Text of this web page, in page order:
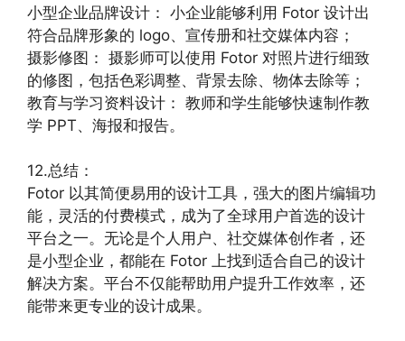
小型企业品牌设计： 小企业能够利用 Fotor 设计出
符合品牌形象的 logo、宣传册和社交媒体内容；
摄影修图： 摄影师可以使用 Fotor 对照片进行细致
的修图，包括色彩调整、背景去除、物体去除等；
教育与学习资料设计： 教师和学生能够快速制作教
学 PPT、海报和报告。
12.总结：
Fotor 以其简便易用的设计工具，强大的图片编辑功
能，灵活的付费模式，成为了全球用户首选的设计
平台之一。无论是个人用户、社交媒体创作者，还
是小型企业，都能在 Fotor 上找到适合自己的设计
解决方案。平台不仅能帮助用户提升工作效率，还
能带来更专业的设计成果。